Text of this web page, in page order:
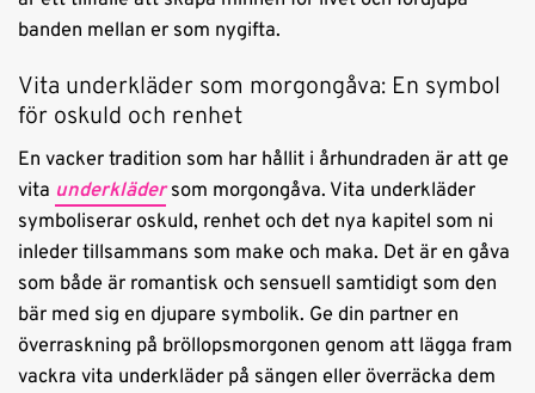
banden mellan er som nygifta.
Vita underkläder som morgongåva: En symbol
för oskuld och renhet
En vacker tradition som har hållit i århundraden är att ge
vita underklädersom morgongåva. Vita underkläder
symboliserar oskuld, renhet och det nya kapitel som ni
inleder tillsammans som make och maka. Det är en gåva
som både är romantisk och sensuell samtidigt som den
bär med sig en djupare symbolik. Ge din partner en
överraskning på bröllopsmorgonen genom att lägga fram
vackra vita underkläder på sängen eller överräcka dem